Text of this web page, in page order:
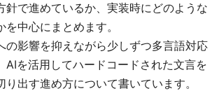
針で進めているか、実装時にどのような
中心にまとめます。
の影響を抑えながら少しずつ多言語対応
AIを活用してハードコードされた文言を
出す進め方について書いています。